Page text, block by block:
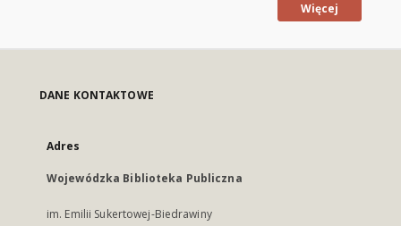
Więcej
DANE KONTAKTOWE
Adres
Wojewódzka Biblioteka Publiczna
im. Emilii Sukertowej-Biedrawiny